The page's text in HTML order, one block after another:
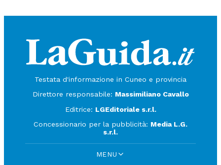
Testata d'informazione in Cuneo e provincia
Direttore responsabile: Massimiliano Cavallo
Editrice: LGEditoriale s.r.l.
Concessionario per la pubblicità: Media L.G.
s.r.l.
MENU